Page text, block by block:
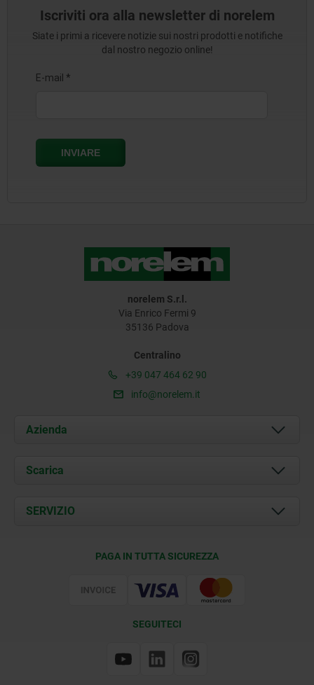
Iscriviti ora alla newsletter di norelem
Siate i primi a ricevere notizie sui nostri prodotti e notifiche
dal nostro negozio online!
norelem S.r.l.
Via Enrico Fermi 9
35136 Padova
Centralino
+39 047 464 62 90
info@norelem.it
Azienda
Chi siamo
Contatti
Scarica
Documents
SERVIZIO
PAGA IN TUTTA SICUREZZA
SEGUITECI